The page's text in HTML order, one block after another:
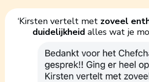
‘Kirsten vertelt met zoveel
duidelijkheid alles wat je